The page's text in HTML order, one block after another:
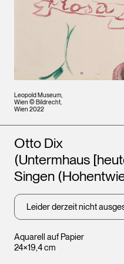
Leopold Museum,
Wien © Bildrecht,
Wien 2022
Aquarell auf Papier
24×19,4 cm
Künstler*innen
Otto Dix
(Untermhaus
Singen
Leider derzeit nicht